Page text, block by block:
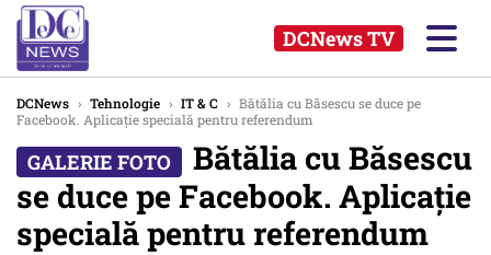
DCNews TV
DCNews › Tehnologie › IT & C › Bătălia cu Băsescu se duce pe
Facebook. Aplicaţie specială pentru referendum
Bătălia cu Băsescu
se duce pe Facebook. Aplicaţie
specială pentru referendum